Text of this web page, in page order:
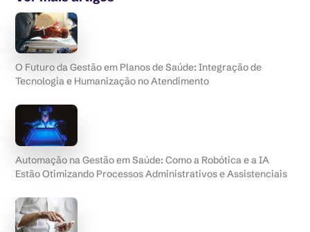
O Futuro da Gestão em Planos de Saúde: Integração de
Tecnologia e Humanização no Atendimento
Automação na Gestão em Saúde: Como a Robótica e a IA
Estão Otimizando Processos Administrativos e Assistenciais